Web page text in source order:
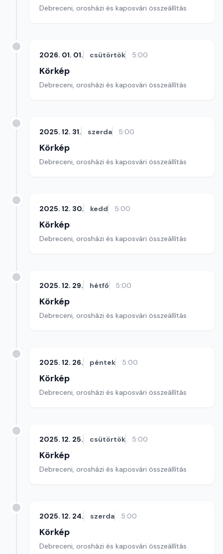
Debreceni, orosházi és kaposvári összeállítás
2026. 01. 01. csütörtök 5:00
Körkép
Debreceni, orosházi és kaposvári összeállítás
2025. 12. 31. szerda 5:00
Körkép
Debreceni, orosházi és kaposvári összeállítás
2025. 12. 30. kedd 5:00
Körkép
Debreceni, orosházi és kaposvári összeállítás
2025. 12. 29. hétfő 5:00
Körkép
Debreceni, orosházi és kaposvári összeállítás
2025. 12. 26. péntek 5:00
Körkép
Debreceni, orosházi és kaposvári összeállítás
2025. 12. 25. csütörtök 5:00
Körkép
Debreceni, orosházi és kaposvári összeállítás
2025. 12. 24. szerda 5:00
Körkép
Debreceni, orosházi és kaposvári összeállítás